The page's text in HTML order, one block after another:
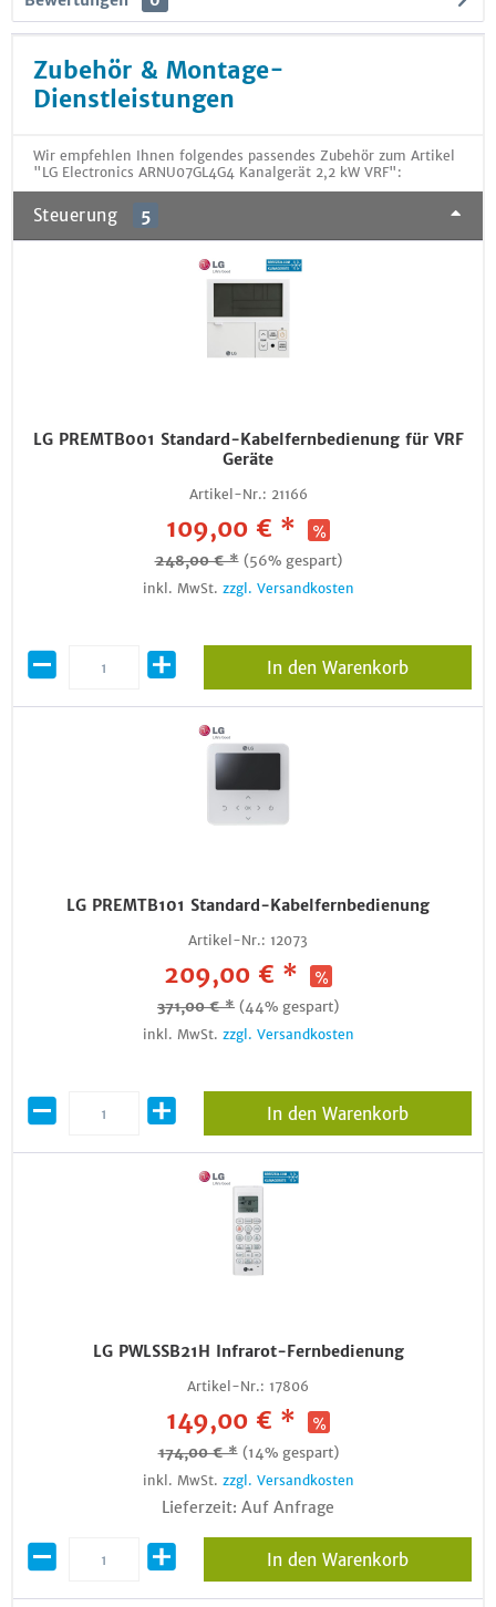
Zubehör & Montage-
Dienstleistungen
Wir empfehlen Ihnen folgendes passendes Zubehör zum Artikel
"LG Electronics ARNU07GL4G4 Kanalgerät 2,2 kW VRF":
Steuerung 5
LG PREMTB001 Standard-Kabelfernbedienung für VRF
Geräte
Artikel-Nr.: 21166
109,00 € *
248,00 € * (56% gespart)
inkl. MwSt. zzgl. Versandkosten
In den Warenkorb
LG PREMTB101 Standard-Kabelfernbedienung
Artikel-Nr.: 12073
209,00 € *
371,00 € * (44% gespart)
inkl. MwSt. zzgl. Versandkosten
In den Warenkorb
LG PWLSSB21H Infrarot-Fernbedienung
Artikel-Nr.: 17806
149,00 € *
174,00 € * (14% gespart)
inkl. MwSt. zzgl. Versandkosten
Lieferzeit: Auf Anfrage
In den Warenkorb